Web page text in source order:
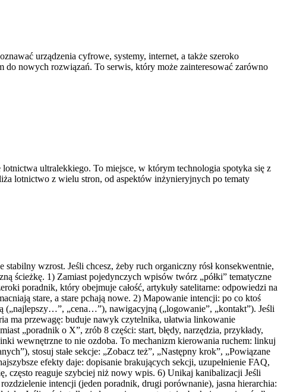
urządzenia cyfrowe, systemy, internet, a także szeroko
do nowych rozwiązań. To serwis, który może zainteresować zarówno
ultralekkiego. To miejsce, w którym technologia spotyka się z
lotnictwo z wielu stron, od aspektów inżynieryjnych po tematy
wzrost. Jeśli chcesz, żeby ruch organiczny rósł konsekwentnie,
ścieżkę. 1) Zamiast pojedynczych wpisów twórz „półki” tematyczne
poradnik, który obejmuje całość, artykuły satelitarne: odpowiedzi na
stare, a stare pchają nowe. 2) Mapowanie intencji: po co ktoś
„cena…”), nawigacyjną („logowanie”, „kontakt”). Jeśli
ma przewagę: buduje nawyk czytelnika, ułatwia linkowanie
„poradnik o X”, zrób 8 części: start, błędy, narzędzia, przykłady,
wewnętrzne to nie ozdoba. To mechanizm kierowania ruchem: linkuj
stosuj stałe sekcje: „Zobacz też”, „Następny krok”, „Powiązane
efekty daje: dopisanie brakujących sekcji, uzupełnienie FAQ,
często reaguje szybciej niż nowy wpis. 6) Unikaj kanibalizacji Jeśli
intencji (jeden poradnik, drugi porównanie), jasna hierarchia: